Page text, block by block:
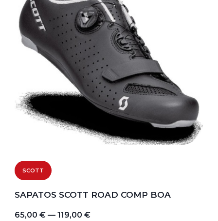
SCOTT
SAPATOS SCOTT ROAD COMP BOA
65,00 € — 119,00 €